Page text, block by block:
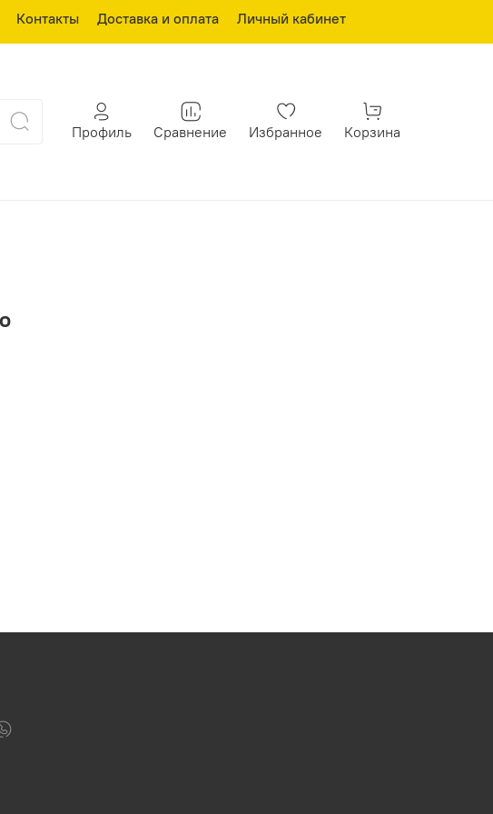
Контакты Доставка и оплата Личный кабинет
Профиль Сравнение Избранное Корзина